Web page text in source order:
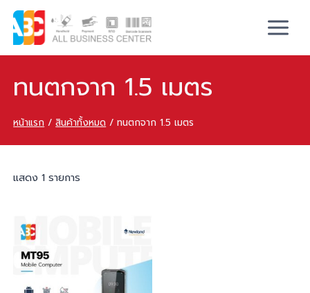
ทนตกจาก 1.5 เมตร
หน้าแรก / สินค้าทั้งหมด / ทนตกจาก 1.5 เมตร
แสดง 1 รายการ